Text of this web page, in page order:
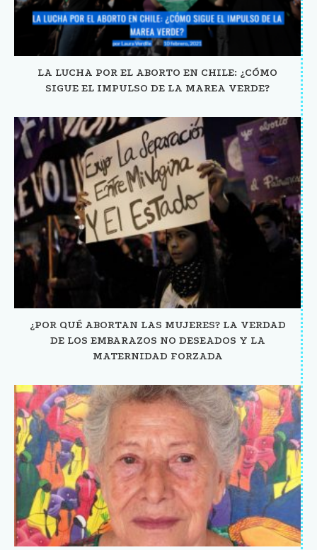
LA LUCHA POR EL ABORTO EN CHILE: ¿CÓMO
SIGUE EL IMPULSO DE LA MAREA VERDE?
¿POR QUÉ ABORTAN LAS MUJERES? LA VERDAD
DE LOS EMBARAZOS NO DESEADOS Y LA
MATERNIDAD FORZADA